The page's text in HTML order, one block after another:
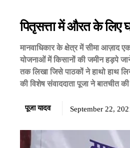
पितृसत्ता में औरत के लिए
मानवाधिकार के क्षेत्र में सीमा आज़ाद
योजनाओं में किसानों की जमीन हड़पे
तक लिखा जिसे पाठकों ने हाथो हाथ
की विशेष संवाददाता पूजा ने बातचीत
पूजा यादव September 22,